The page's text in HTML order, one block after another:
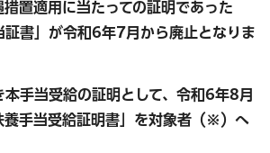
措置適用に当たっての証明であった
証書」が令和6年7月から廃止となりま
手当受給の証明として、令和6年8月
養手当受給証明書」を対象者（※）へ